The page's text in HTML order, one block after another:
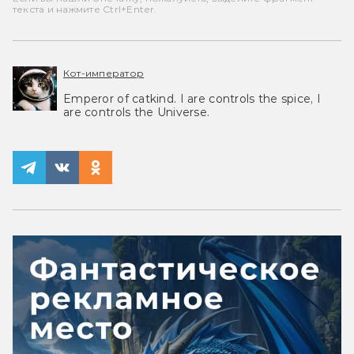
текста и нажмите Ctrl+Enter.
Кот-император
Emperor of catkind. I are controls the spice, I
are controls the Universe.